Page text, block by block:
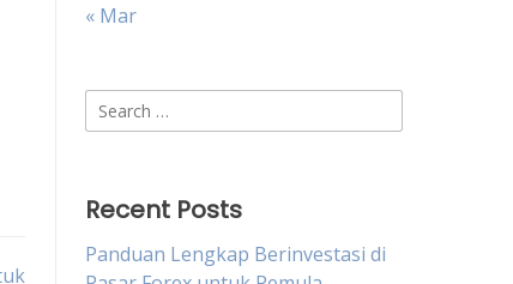
« Mar
Search
for:
Recent Posts
Panduan Lengkap Berinvestasi di